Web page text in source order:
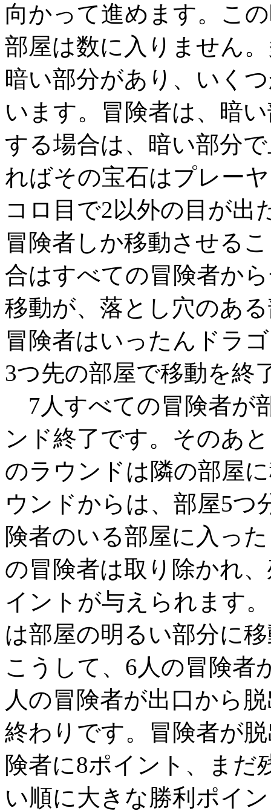
向かって進めます。こ
部屋は数に入りません
暗い部分があり、いく
います。冒険者は、暗
する場合は、暗い部分
ればその宝石はプレー
コロ目で2以外の目が出
冒険者しか移動させる
合はすべての冒険者か
移動が、落とし穴のあ
冒険者はいったんドラ
3つ先の部屋で移動を終
7人すべての冒険者が
ンド終了です。そのあ
のラウンドは隣の部屋
ウンドからは、部屋5つ
険者のいる部屋に入っ
の冒険者は取り除かれ
イントが与えられます
は部屋の明るい部分に
こうして、6人の冒険者
人の冒険者が出口から
終わりです。冒険者が
険者に8ポイント、まだ
い順に大きな勝利ポイ